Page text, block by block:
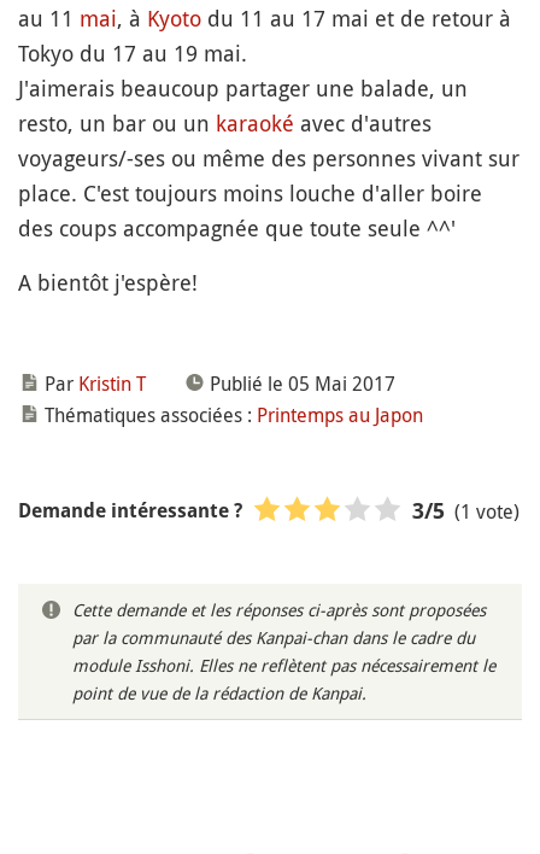
au 11 mai, à Kyoto du 11 au 17 mai et de retour à
Tokyo du 17 au 19 mai.
J'aimerais beaucoup partager une balade, un
resto, un bar ou un karaoké avec d'autres
voyageurs/-ses ou même des personnes vivant sur
place. C'est toujours moins louche d'aller boire
des coups accompagnée que toute seule ^^'
A bientôt j'espère!
Par Kristin T
Publié le 05 Mai 2017
Thématiques associées : Printemps au Japon
Demande intéressante ? 3/5 (1 vote)
Cette demande et les réponses ci-après sont proposées
par la communauté des Kanpai-chan dans le cadre du
module Isshoni. Elles ne reflètent pas nécessairement le
point de vue de la rédaction de Kanpai.